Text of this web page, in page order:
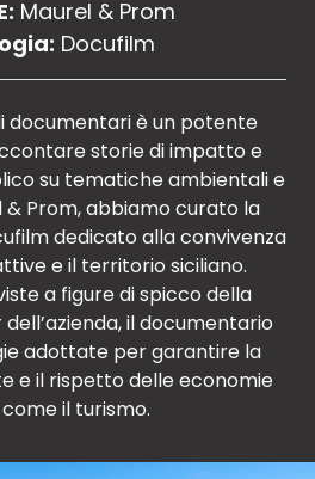
Maurel & Prom
Docufilm
documentari è un potente
storie di impatto e
su tematiche ambientali e
& Prom, abbiamo curato la
dedicato alla convivenza
e il territorio siciliano.
a figure di spicco della
il documentario
adottate per garantire la
e il rispetto delle economie
il turismo.